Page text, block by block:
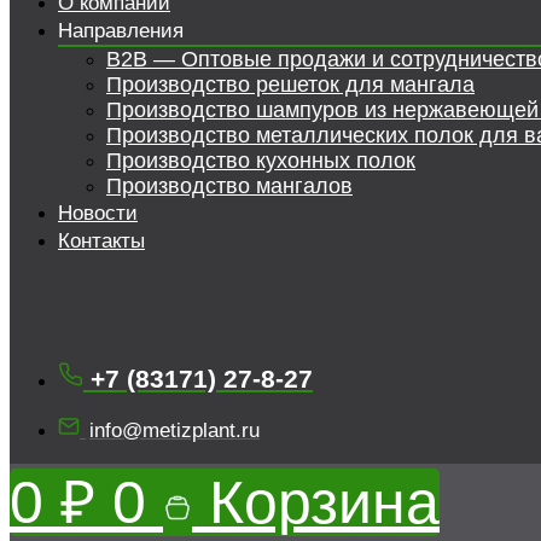
Направления
B2B — Оптовые продажи и
Производство решеток для мангала
Производство шампуров из нержавеющей
Производство металлических полок для
Производство кухонных полок
Производство мангалов
Новости
Контакты
+7 (83171) 27-8-27
info@metizplant.ru
0 ₽ 0 Корзина